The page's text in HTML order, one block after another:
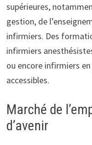
supérieures,
gestion, de
infirmiers. Des
infirmiers
ou encore infirmiers
accessibles.
Marché de
d’avenir